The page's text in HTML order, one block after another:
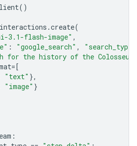
()
interactions .create(
3.1-flash-image" ,
: "google_search" ,
for the history of the
=[
"text" },
"image" }
: